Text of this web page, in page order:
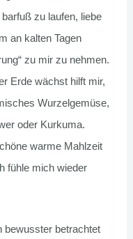
zu laufen, liebe
an kalten Tagen
zu mir zu nehmen.
Erde wächst hilft mir,
Wurzelgemüse,
oder Kurkuma.
warme Mahlzeit
fühle mich wieder
bewusster betrachtet